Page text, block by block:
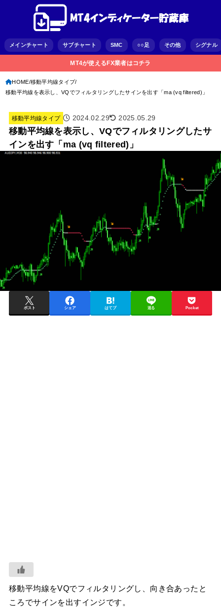
メインチャート サブチャート SMC ○○足 その他 シグナル
MT4が使えるFX業者はコチラ
HOME 移動平均線タイプ
移動平均線を表示し、VQでフィルタリングしたサインを出す「ma (vq filtered)」
移動平均線タイプ 2024.02.29 2025.05.29
移動平均線を表示し、VQでフィルタリングしたサ
インを出す「ma (vq filtered)」
ポスト シェア はてブ 送る Pocket
移動平均線をVQでフィルタリングし、向き合あったと
ころでサインを出すインジです。